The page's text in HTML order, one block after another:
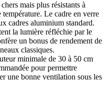
mais plus résistants à
Le cadre en verre
cadres aluminium standard.
la lumière réfléchie par le
un bonus de rendement de
classiques.
minimale de 30 à 50 cm
pour permettre
une bonne ventilation sous les